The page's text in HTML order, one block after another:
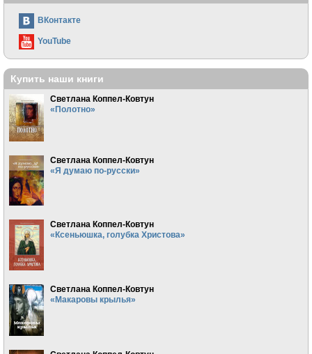
ВКонтакте
YouTube
Купить наши книги
Светлана Коппел-Ковтун
«Полотно»
Светлана Коппел-Ковтун
«Я думаю по-русски»
Светлана Коппел-Ковтун
«Ксеньюшка, голубка Христова»
Светлана Коппел-Ковтун
«Макаровы крылья»